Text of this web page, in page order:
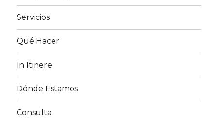
Servicios
Qué Hacer
In Itinere
Dónde Estamos
Consulta